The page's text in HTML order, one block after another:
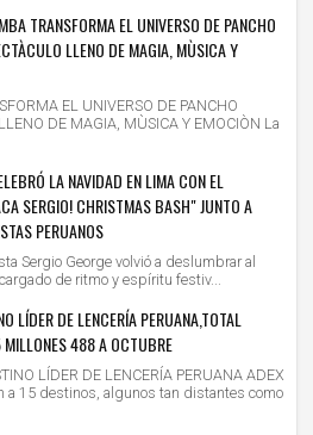
TRANSFORMA EL UNIVERSO DE PANCHO
LLENO DE MAGIA, MÙSICA Y
EL UNIVERSO DE PANCHO
DE MAGIA, MÙSICA Y EMOCIÒN La
LA NAVIDAD EN LIMA CON EL
SERGIO! CHRISTMAS BASH" JUNTO A
PERUANOS
Sergio George volvió a deslumbrar al
de ritmo y espíritu festiv...
LÍDER DE LENCERÍA PERUANA,TOTAL
488 A OCTUBRE
LÍDER DE LENCERÍA PERUANA ADEX
a 15 destinos, algunos tan distantes como